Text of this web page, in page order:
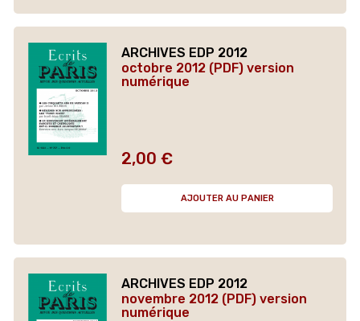
ARCHIVES EDP 2012
octobre 2012 (PDF) version
numérique
Prix
2,00 €
AJOUTER AU PANIER
ARCHIVES EDP 2012
novembre 2012 (PDF) version
numérique